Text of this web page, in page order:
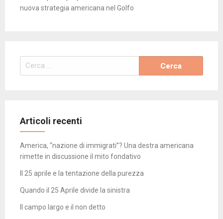
nuova strategia americana nel Golfo
Ricerca
per:
Articoli recenti
America, “nazione di immigrati”? Una destra americana
rimette in discussione il mito fondativo
Il 25 aprile e la tentazione della purezza
Quando il 25 Aprile divide la sinistra
Il campo largo e il non detto